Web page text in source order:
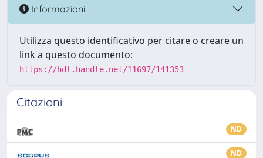
Informazioni
Utilizza questo identificativo per citare o creare un
link a questo documento:
https://hdl.handle.net/11697/141353
Citazioni
ND
ND